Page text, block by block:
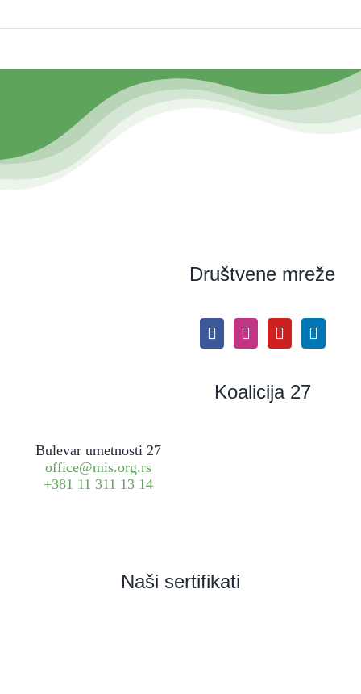
Bulevar umetnosti 27
office@mis.org.rs
+381 11 311 13 14
Društvene mreže
Koalicija 27
Naši sertifikati